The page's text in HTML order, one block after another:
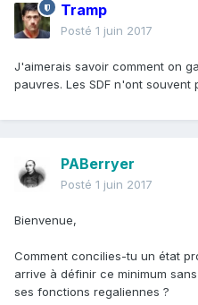
Tramp
Posté 1 juin 2017
J'aimerais savoir comment on
pauvres. Les SDF n'ont
PABerryer
Posté 1 juin 2017
Bienvenue,
Comment concilies-tu un état
arrive à définir ce minimum
ses fonctions regaliennes ?